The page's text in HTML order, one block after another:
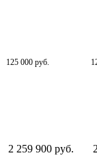
125 000 руб.
2 259 900 руб.